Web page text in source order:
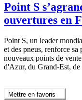
Point S
ouvertures en
Point S, un leader
et des pneus, renforce
nouveaux points de
d'Azur, du Grand-Est,
Mettre en favoris